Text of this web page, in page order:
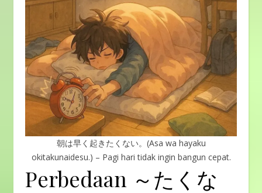
朝は早く起きたくない。(Asa wa hayaku
okitakunaidesu.) – Pagi hari tidak ingin bangun cepat.
Perbedaan ～たくな